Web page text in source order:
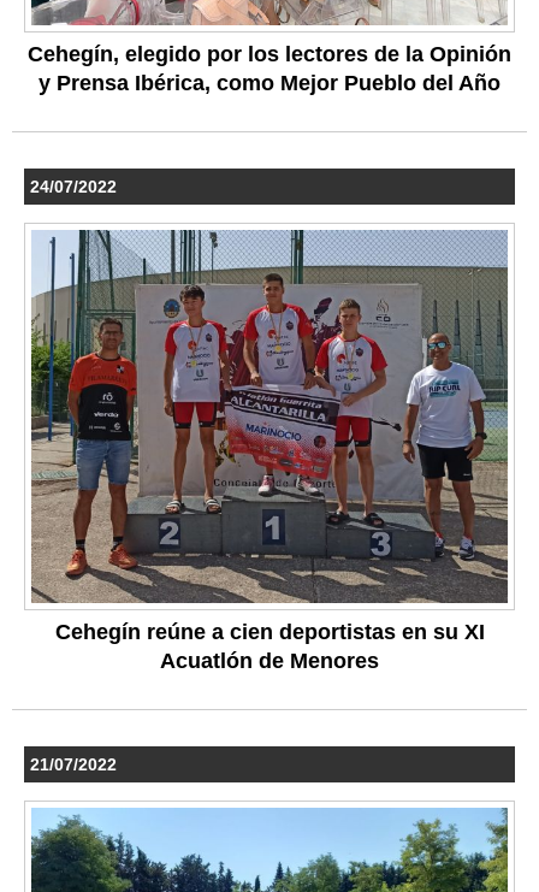
Cehegín, elegido por los lectores de la Opinión
y Prensa Ibérica, como Mejor Pueblo del Año
24/07/2022
Cehegín reúne a cien deportistas en su XI
Acuatlón de Menores
21/07/2022